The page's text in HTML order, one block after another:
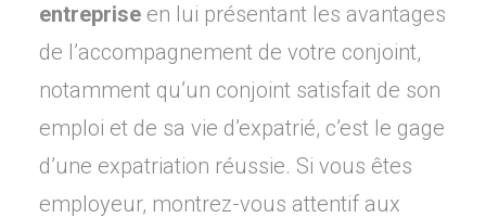
entreprise en lui présentant les avantages
de l’accompagnement de votre conjoint,
notamment qu’un conjoint satisfait de son
emploi et de sa vie d’expatrié, c’est le gage
d’une expatriation réussie. Si vous êtes
employeur, montrez-vous attentif aux